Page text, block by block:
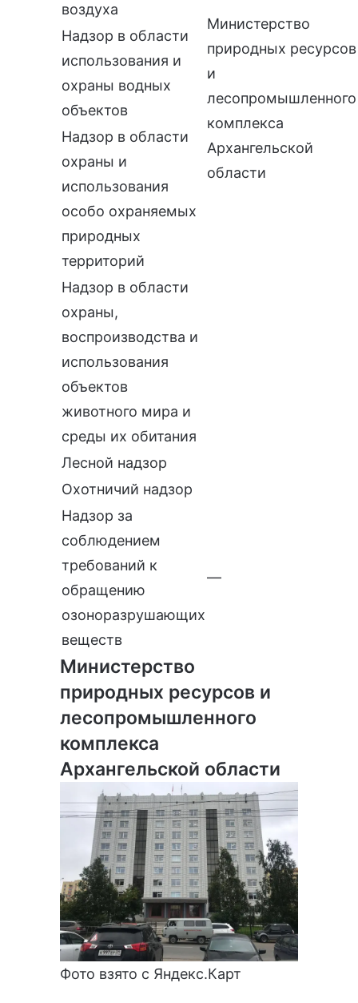
Министерство
природных ресурсов
и
лесопромышленного
комплекса
Архангельской
области
воздуха
Надзор в области
использования и
охраны водных
объектов
Надзор в области
охраны и
использования
особо охраняемых
природных
территорий
Надзор в области
охраны,
воспроизводства и
использования
объектов
животного мира и
среды их обитания
Лесной надзор
Охотничий надзор
Надзор за
соблюдением
требований к
обращению
озоноразрушающих
веществ
—
Министерство
природных ресурсов и
лесопромышленного
комплекса
Архангельской области
Фото взято с Яндекс.Карт